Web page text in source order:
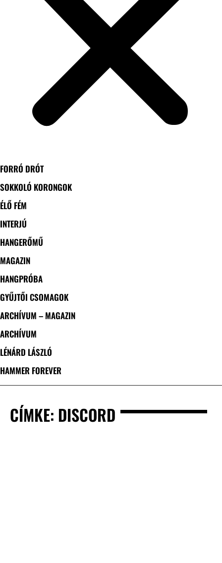
FORRÓ DRÓT
SOKKOLÓ KORONGOK
ÉLŐ FÉM
INTERJÚ
HANGERŐMŰ
MAGAZIN
HANGPRÓBA
GYŰJTŐI CSOMAGOK
ARCHÍVUM – MAGAZIN
ARCHÍVUM
LÉNÁRD LÁSZLÓ
HAMMER FOREVER
CÍMKE: DISCORD